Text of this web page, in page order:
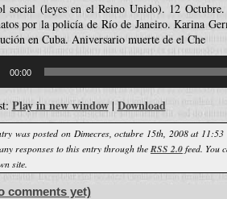
social (leyes en el Reino Unido). 12 Octubre.
por la policía de Río de Janeiro. Karina
en Cuba. Aniversario muerte de el Che
00:00
Play in new window| Download
was posted on Dimecres, octubre 15th, 2008 at
responses to this entry through theRSS 2.0feed. You
site.
comments yet)